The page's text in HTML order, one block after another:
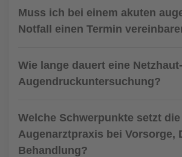
Muss ich bei einem akuten
Notfall einen Termin
Wie lange dauert eine
Augendruckuntersuchung?
Welche Schwerpunkte setzt die
Augenarztpraxis bei Vorsorge,
Behandlung?